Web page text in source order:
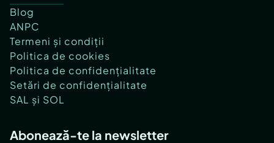
Blog
ANPC
Termeni și condiții
Politica de cookies
Politica de confidențialitate
Setări de confidențialitate
SAL și SOL
Abonează-te la newsletter